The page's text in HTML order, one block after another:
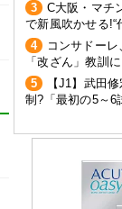
3
C大阪・マチ
で新風吹かせる!“
4
コンサドー
「改ざん」教訓に
5
【J1】武田
制?「最初の5～6